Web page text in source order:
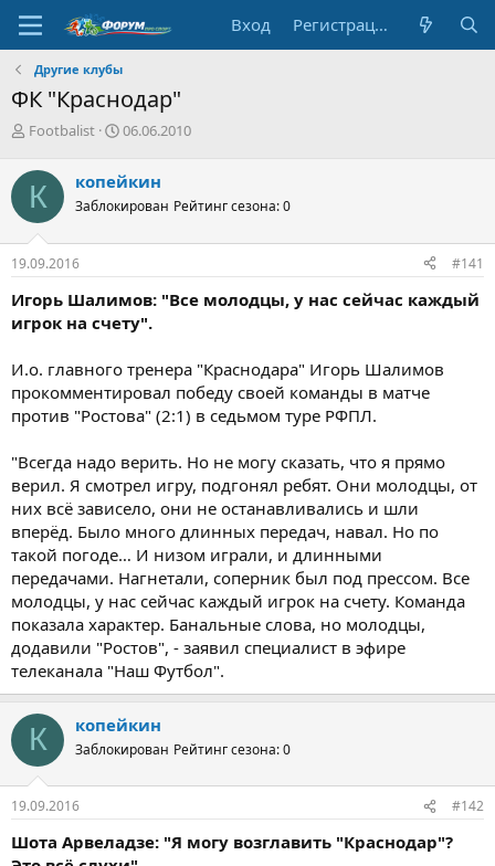
Вход Регистрация
Другие клубы
ФК "Краснодар"
А
т
о
р
т
е
м
Footbalist
Д
а
н
ч
а
06.06.2010
К копейкин
Заблокирован Рейтинг сезона: 0
19.09.2016 #141
Игорь Шалимов: "Все молодцы, у нас сейчас каждый
игрок на счету".
И.о. главного тренера "Краснодара" Игорь Шалимов
прокомментировал победу своей команды в матче
против "Ростова" (2:1) в седьмом туре РФПЛ.
"Всегда надо верить. Но не могу сказать, что я прямо
верил. Я смотрел игру, подгонял ребят. Они молодцы, от
них всё зависело, они не останавливались и шли
вперёд. Было много длинных передач, навал. Но по
такой погоде… И низом играли, и длинными
передачами. Нагнетали, соперник был под прессом. Все
молодцы, у нас сейчас каждый игрок на счету. Команда
показала характер. Банальные слова, но молодцы,
додавили "Ростов", - заявил специалист в эфире
телеканала "Наш Футбол".
К копейкин
Заблокирован Рейтинг сезона: 0
19.09.2016 #142
Шота Арвеладзе: "Я могу возглавить "Краснодар"?